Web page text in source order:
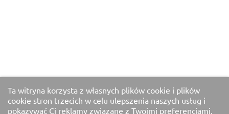
Ta witryna korzysta z własnych plików cookie i plików
cookie stron trzecich w celu ulepszenia naszych usług i
pokazywać Ci reklamy związane z Twoimi preferencjami,